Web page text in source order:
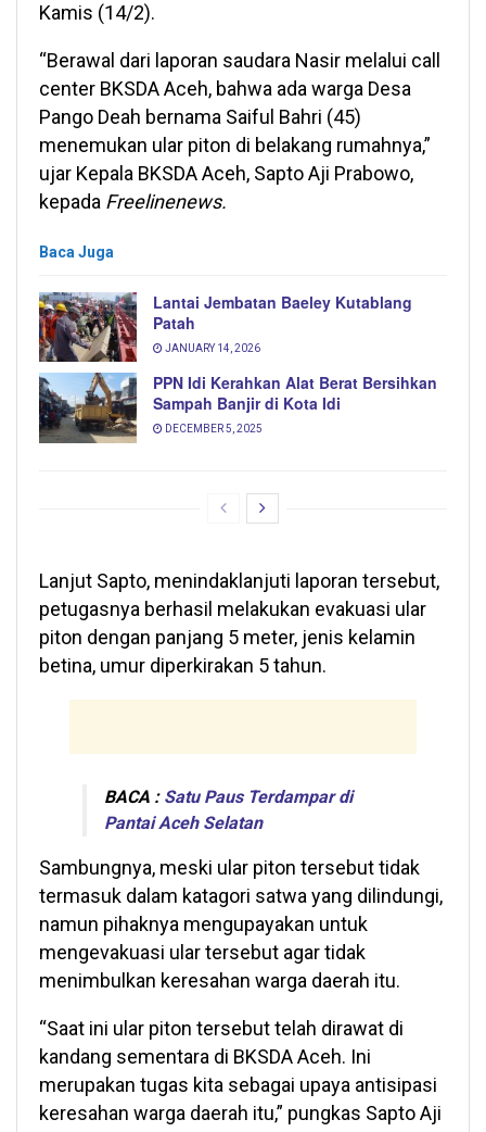
Kamis (14/2).
“Berawal dari laporan saudara Nasir melalui call
center BKSDA Aceh, bahwa ada warga Desa
Pango Deah bernama Saiful Bahri (45)
menemukan ular piton di belakang rumahnya,”
ujar Kepala BKSDA Aceh, Sapto Aji Prabowo,
kepada Freelinenews.
Baca Juga
Lantai Jembatan Baeley Kutablang
Patah
JANUARY 14, 2026
PPN Idi Kerahkan Alat Berat Bersihkan
Sampah Banjir di Kota Idi
DECEMBER 5, 2025
Lanjut Sapto, menindaklanjuti laporan tersebut,
petugasnya berhasil melakukan evakuasi ular
piton dengan panjang 5 meter, jenis kelamin
betina, umur diperkirakan 5 tahun.
BACA : Satu Paus Terdampar di
Pantai Aceh Selatan
Sambungnya, meski ular piton tersebut tidak
termasuk dalam katagori satwa yang dilindungi,
namun pihaknya mengupayakan untuk
mengevakuasi ular tersebut agar tidak
menimbulkan keresahan warga daerah itu.
“Saat ini ular piton tersebut telah dirawat di
kandang sementara di BKSDA Aceh. Ini
merupakan tugas kita sebagai upaya antisipasi
keresahan warga daerah itu,” pungkas Sapto Aji